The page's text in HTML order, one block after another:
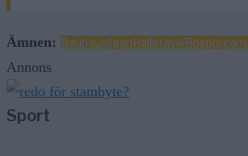
Ämnen: BauhausliganHallstavik
Annons
Sport